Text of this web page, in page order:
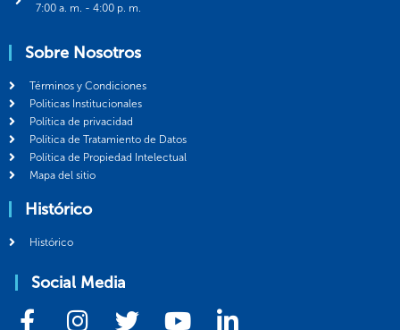
7:00 a. m. - 4:00 p. m.
Sobre Nosotros
Términos y Condiciones
Politicas Institucionales
Política de privacidad
Política de Tratamiento de Datos
Política de Propiedad Intelectual
Mapa del sitio
Histórico
Histórico
Social Media